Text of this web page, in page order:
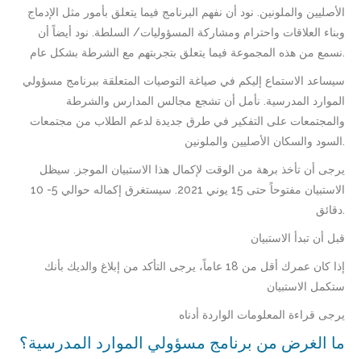
الأصليين والملونين. نود أن نفهم البرنامج فيما يتعلق بأمور مثل الإدماج
وبناء العلاقات واحترام ومشاركة المسؤوليات/ السلطة. نود أيضاً أن
نسمع من هذه المجموعة فيما يتعلق بتجربتهم مع الشرطة بشكل عام.
سيساعد الاستماع إليكم في صياغة التوصيات المتعلقة ببرنامج مسؤولي
الموارد المدرسية. نأمل أن تشجع مجالس المدارس والشرطة
والمجتمعات على التفكير في طرق جديدة لدعم الطلاب من مجتمعات
السود والسكان الأصليين والملونين.
يرجى أن تأخذ برهة من الوقت لإكمال هذا الاستبيان الموجز. سيظل
الاستبيان مفتوحاً حتى 15 يوني 2021. سيستغرق إكماله حوالي 5- 10
دقائق.
قبل أن تبدأ الاستبيان
إذا كان عمرك أقل من 18 عاماً، يرجى التأكد من إبلاغ والديك بأنك
ستكمل الاستبيان
يرجى قراءة المعلومات الواردة أدناه
ما الغرض من برنامج مسؤولي الموارد المدرسية؟